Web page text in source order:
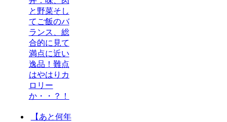
と野菜そし
てご飯のバ
ランス、総
合的に見て
満点に近い
逸品！難点
はやはりカ
ロリー
か・・？！
【あと何年